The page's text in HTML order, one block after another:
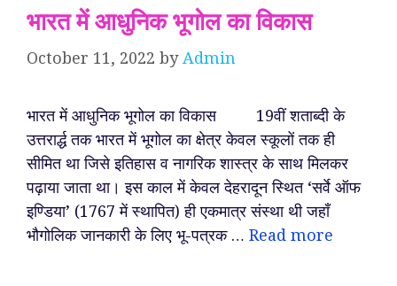
भारत में आधुनिक भूगोल का विकास
October 11, 2022 byAdmin
भारत में आधुनिक भूगोल का विकास 19वीं शताब्दी के
उत्तरार्द्ध तक भारत में भूगोल का क्षेत्र केवल स्कूलों तक ही
सीमित था जिसे इतिहास व नागरिक शास्त्र के साथ मिलकर
पढ़ाया जाता था। इस काल में केवल देहरादून स्थित ‘सर्वे ऑफ
इण्डिया’ (1767 में स्थापित) ही एकमात्र संस्था थी जहाँ
भौगोलिक जानकारी के लिए भू-पत्रक … Read more